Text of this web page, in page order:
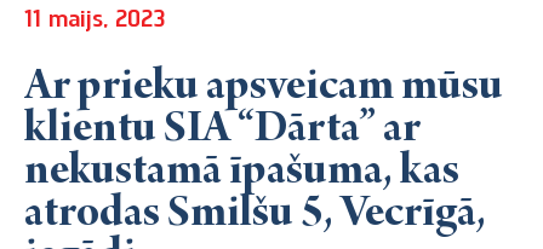
11 maijs, 2023
Ar prieku apsveicam mūsu
klientu SIA “Dārta” ar
nekustamā īpašuma, kas
atrodas Smilšu 5, Vecrīgā,